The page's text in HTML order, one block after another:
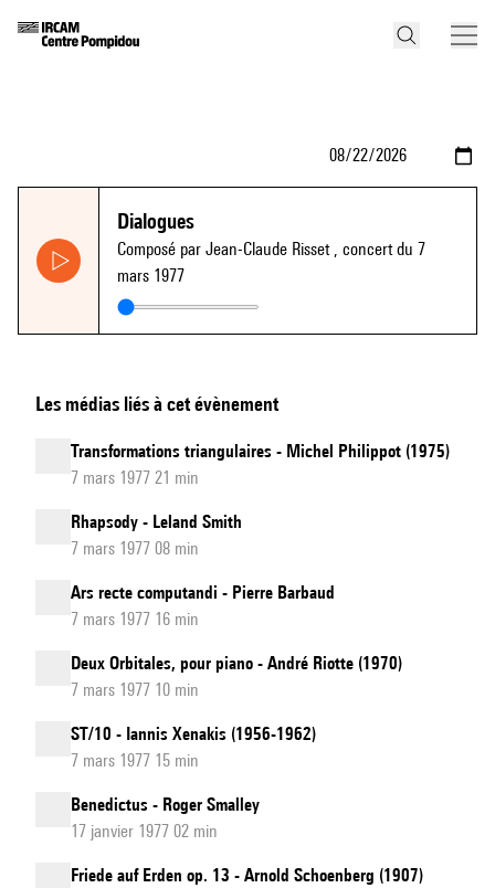
Dialogues
Composé par Jean-Claude Risset , concert du 7
mars 1977
Les médias liés à cet évènement
Transformations triangulaires - Michel Philippot (1975)
7 mars 1977 21 min
Rhapsody - Leland Smith
7 mars 1977 08 min
Ars recte computandi - Pierre Barbaud
7 mars 1977 16 min
Deux Orbitales, pour piano - André Riotte (1970)
7 mars 1977 10 min
ST/10 - Iannis Xenakis (1956-1962)
7 mars 1977 15 min
Benedictus - Roger Smalley
17 janvier 1977 02 min
Friede auf Erden op. 13 - Arnold Schoenberg (1907)